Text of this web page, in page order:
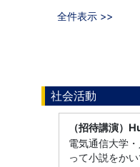
全件表示 >>
社会活動
（招待講演）
電気通信大学
って小説をか